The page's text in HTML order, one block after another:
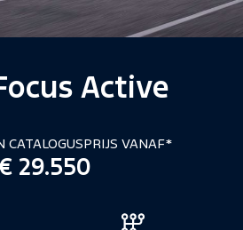
Active
CATALOGUSPRIJS VANAF*
29.550